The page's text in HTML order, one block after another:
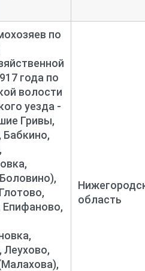
по
года по
волости
уезда -
Гривы,
Бабкино,
Епифаново,
Леухово,
область